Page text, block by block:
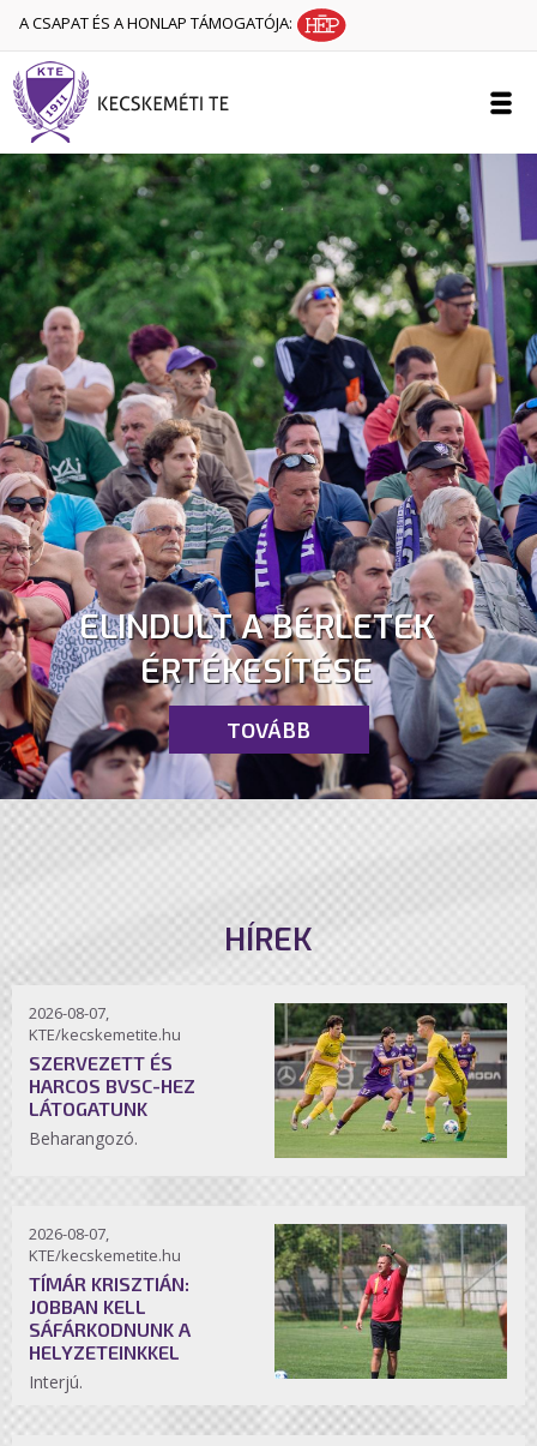
A CSAPAT ÉS A HONLAP TÁMOGATÓJA:
ELINDULT A BÉRLETEK
ÉRTÉKESÍTÉSE
TOVÁBB
HÍREK
2026-08-07,
KTE/kecskemetite.hu
SZERVEZETT ÉS
HARCOS BVSC-HEZ
LÁTOGATUNK
Beharangozó.
2026-08-07,
KTE/kecskemetite.hu
TÍMÁR KRISZTIÁN:
JOBBAN KELL
SÁFÁRKODNUNK A
HELYZETEINKKEL
Interjú.